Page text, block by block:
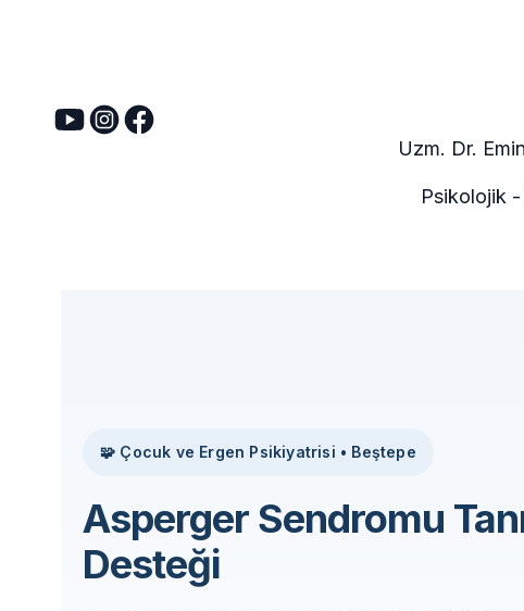
Uzm. Dr.
Psikolojik
🧩 Çocuk ve Ergen Psikiyatrisi • Beştepe
Asperger Sendromu
Desteği